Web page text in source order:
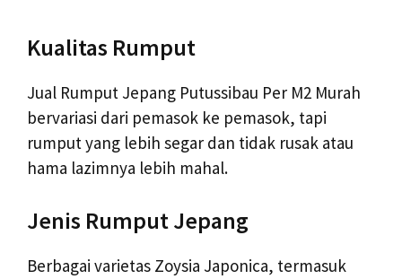
Kualitas Rumput
Jual Rumput Jepang Putussibau Per M2 Murah
bervariasi dari pemasok ke pemasok, tapi
rumput yang lebih segar dan tidak rusak atau
hama lazimnya lebih mahal.
Jenis Rumput Jepang
Berbagai varietas Zoysia Japonica, termasuk